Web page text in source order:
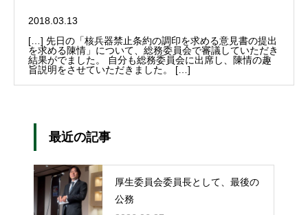
2018.03.13
[…] 先日の「核兵器禁止条約の調印を求める意見書の提出
を求める陳情」について、総務委員会で審議していただき
結果がでました。 自分も総務委員会に出席し、陳情の趣
旨説明をさせていただきました。 […]
最近の記事
厚生委員会委員長として、最後の
公務